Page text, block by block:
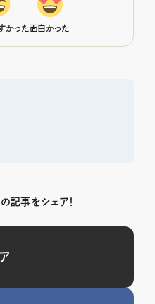
かった面白かった
記事をシェア！